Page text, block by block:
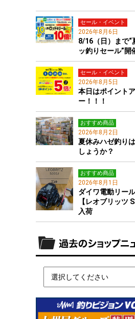
セール・イベント
2026年8月6日
8/16（日）まで“
ッ釣りセール”開
セール・イベント
2026年8月5日
本日はポイント
ー！！！
おすすめ商品
2026年8月2日
夏休みハゼ釣り
しょうか？
おすすめ商品
2026年8月1日
ダイワ電動リー
【レオブリッツ
入荷